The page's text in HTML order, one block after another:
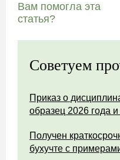
Вам помогла эта
статья?
Советуем
Приказ о
образец 2026 года
Получен
бухучте с